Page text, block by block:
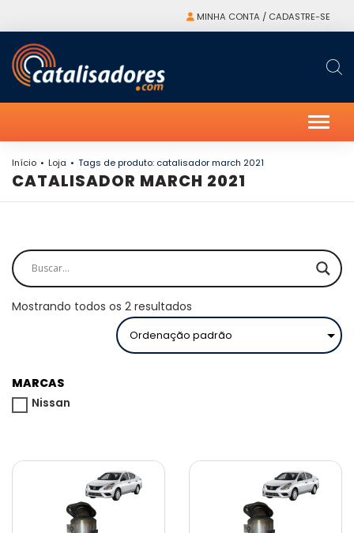
MINHA CONTA / CADASTRE-SE
Início Loja Tags de produto: catalisador march 2021
CATALISADOR MARCH 2021
Mostrando todos os 2 resultados
MARCAS
Nissan